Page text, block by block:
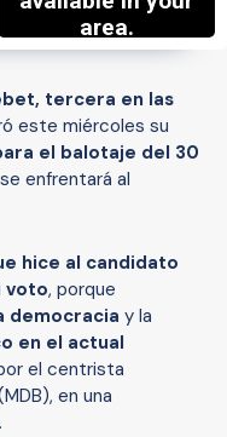
tercera en las
este miércoles su
el balotaje del 30
enfrentará al
hice al candidato
voto, porque
democracia y la
en el actual
el centrista
en una